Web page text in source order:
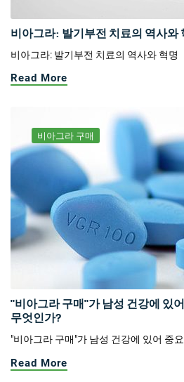
비아그라: 발기부전 치료의 역사와
비아그라: 발기부전 치료의 역사와 혁명
Read More
비아그라 구매
"비아그라 구매"가 남성 건강에 있
무엇인가?
"비아그라 구매"가 남성 건강에 있어 중
Read More